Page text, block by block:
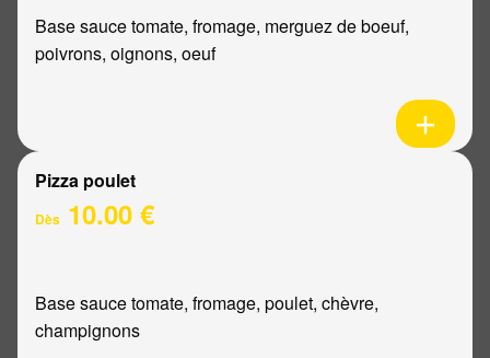
Base sauce tomate, fromage, merguez de boeuf,
poivrons, oignons, oeuf
Pizza poulet
Dès 10.00 €
Base sauce tomate, fromage, poulet, chèvre,
champignons